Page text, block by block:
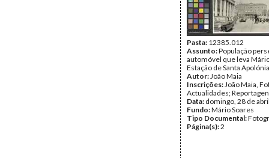
Pasta: 12385.012
Assunto:População
automóvel que leva
Estação de Santa
Autor:João Maia
Inscrições:João Maia,
Actualidades;
Data: domingo, 28 de
Fundo:Mário Soares
Tipo Documental:
Página(s):2